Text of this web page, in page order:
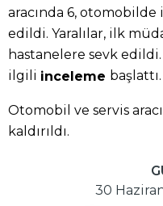
aracında 6,
edildi. Yaralılar, ilk
hastanelere sevk
ilgili inceleme başlattı.
Otomobil ve servis
kaldırıldı.
30